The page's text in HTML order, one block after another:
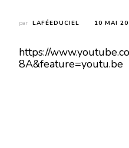
par LAFÉEDUCIEL 10 MAI
https://
8A&feature=youtu.be